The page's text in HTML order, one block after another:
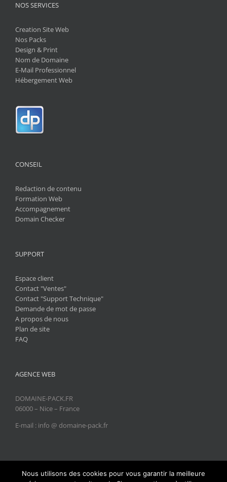
NOS SERVICES
Creation Site Web
Nos Packs
Design & Print
Nom de Domaine
E-Mail Professionnel
Hébergement Web
CONSEIL
Redaction de contenu
Formation Web
Accompagnement
Domain Checker
SUPPORT
Espace client
Contact "Ventes"
Contact "Support Technique"
Demande de mot de passe
A propos de nous
Plan de site
FAQ
AGENCE WEB
DOMAINE-PACK.FR
06000 – Nice – France
E-mail : info @ domaine-pack.fr
Nous utilisons des cookies pour vous garantir la meilleure